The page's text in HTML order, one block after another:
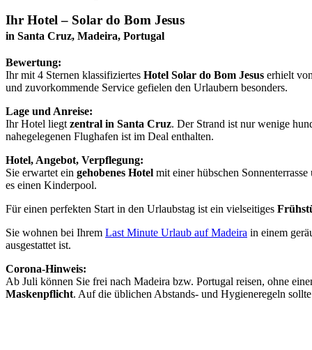
Ihr Hotel – Solar do Bom Jesus
in Santa Cruz, Madeira, Portugal
Bewertung:
Ihr mit 4 Sternen klassifiziertes Hotel Solar do Bom Jesus erhielt
und zuvorkommende Service gefielen den Urlaubern besonders.
Lage und Anreise:
Ihr Hotel liegt zentral in Santa Cruz. Der Strand ist nur wenige
nahegelegenen Flughafen ist im Deal enthalten.
Hotel, Angebot, Verpflegung:
Sie erwartet ein gehobenes Hotel mit einer hübschen
es einen Kinderpool.
Für einen perfekten Start in den Urlaubstag ist ein vielseitiges
Sie wohnen bei Ihrem Last Minute Urlaub auf Madeira in einem
ausgestattet ist.
Corona-Hinweis:
Ab Juli können Sie frei nach Madeira bzw. Portugal reisen, ohne
Maskenpflicht. Auf die üblichen Abstands- und Hygieneregeln